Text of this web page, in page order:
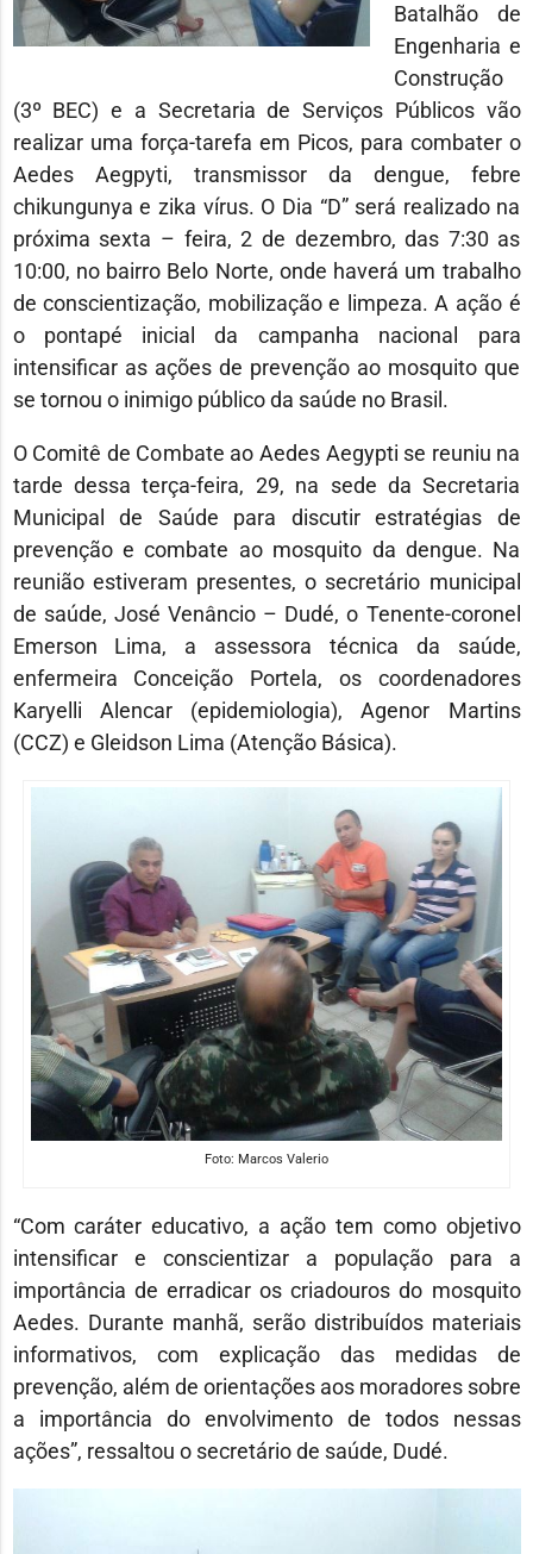
Batalhão de
Engenharia e
Construção
(3º BEC) e a Secretaria de Serviços Públicos vão
realizar uma força-tarefa em Picos, para combater o
Aedes Aegpyti, transmissor da dengue, febre
chikungunya e zika vírus. O Dia “D” será realizado na
próxima sexta – feira, 2 de dezembro, das 7:30 as
10:00, no bairro Belo Norte, onde haverá um trabalho
de conscientização, mobilização e limpeza. A ação é
o pontapé inicial da campanha nacional para
intensificar as ações de prevenção ao mosquito que
se tornou o inimigo público da saúde no Brasil.
O Comitê de Combate ao Aedes Aegypti se reuniu na
tarde dessa terça-feira, 29, na sede da Secretaria
Municipal de Saúde para discutir estratégias de
prevenção e combate ao mosquito da dengue. Na
reunião estiveram presentes, o secretário municipal
de saúde, José Venâncio – Dudé, o Tenente-coronel
Emerson Lima, a assessora técnica da saúde,
enfermeira Conceição Portela, os coordenadores
Karyelli Alencar (epidemiologia), Agenor Martins
(CCZ) e Gleidson Lima (Atenção Básica).
Foto: Marcos Valerio
“Com caráter educativo, a ação tem como objetivo
intensificar e conscientizar a população para a
importância de erradicar os criadouros do mosquito
Aedes. Durante manhã, serão distribuídos materiais
informativos, com explicação das medidas de
prevenção, além de orientações aos moradores sobre
a importância do envolvimento de todos nessas
ações”, ressaltou o secretário de saúde, Dudé.